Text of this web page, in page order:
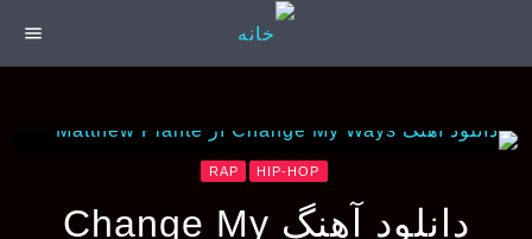
menu
HIP-HOP
RAP
دانلود آهنگ Change My